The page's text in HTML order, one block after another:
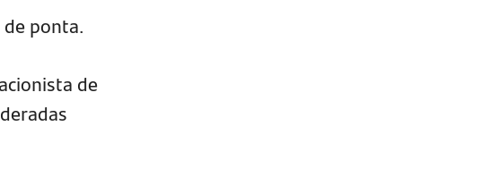
ponta.
de